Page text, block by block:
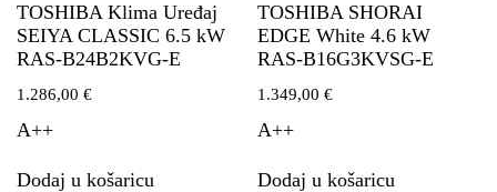
TOSHIBA Klima Uređaj
SEIYA CLASSIC 6.5 kW
RAS-B24B2KVG-E
1.286,00 €
A++
Dodaj u košaricu
TOSHIBA SHORAI
EDGE White 4.6 kW
RAS-B16G3KVSG-E
1.349,00€
A++
Dodaj u košaricu